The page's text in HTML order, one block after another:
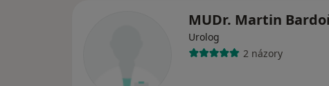
MUDr. Martin
Urolog
2 názory